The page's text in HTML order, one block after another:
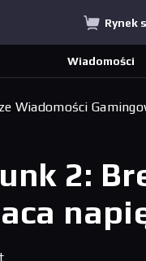
Rynek
Wiadomości
Wiadomości
2: